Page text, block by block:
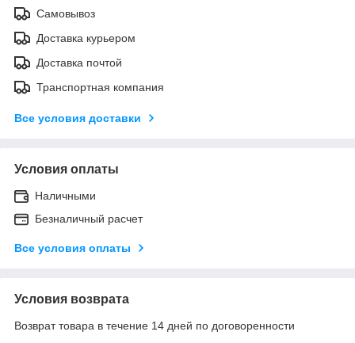
Самовывоз
Доставка курьером
Доставка почтой
Транспортная компания
Все условия доставки
Условия оплаты
Наличными
Безналичный расчет
Все условия оплаты
Условия возврата
Возврат товара в течение 14 дней по договоренности